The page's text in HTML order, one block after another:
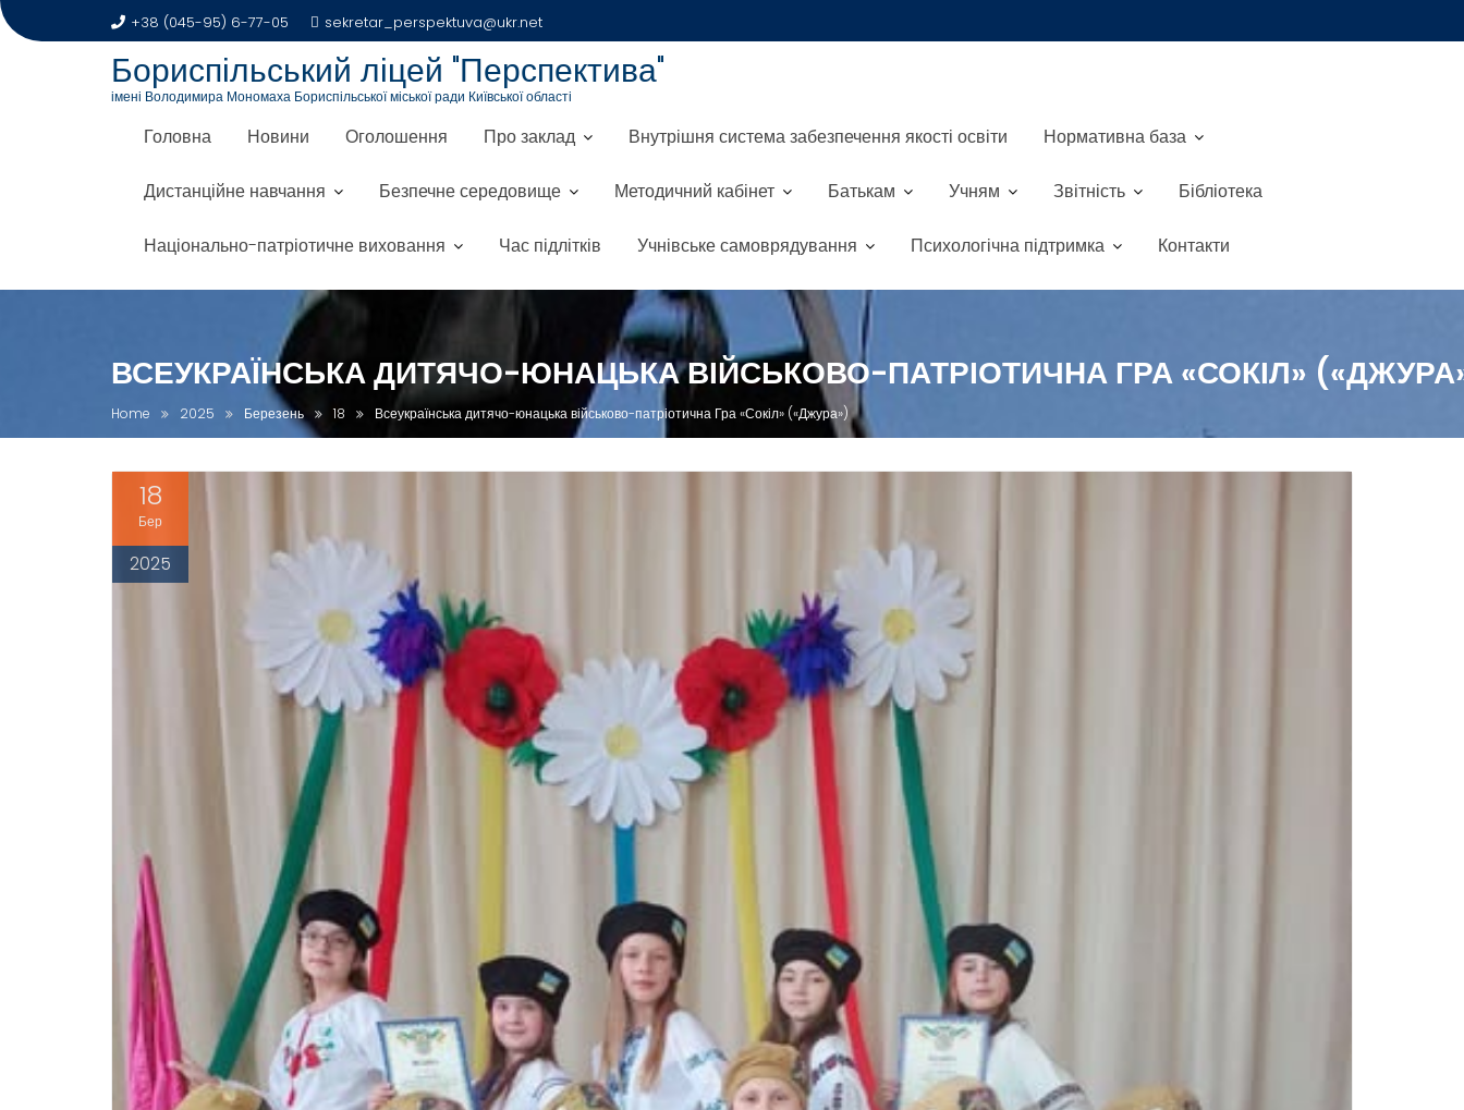
+38 (045-95) 6-77-05 sekretar_perspektuva@ukr.net
Бориспільський ліцей "Перспектива"
імені Володимира Мономаха Бориспільської міської ради Київської області
Головна Новини Оголошення Про заклад Внутрішня система забезпечення якості освіти Нормативна база
Дистанційне навчання Безпечне середовище Методичний кабінет Батькам Учням Звітність Бібліотека
Національно-патріотичне виховання Час підлітків Учнівське самоврядування Психологічна підтримка Контакти
ВСЕУКРАЇНСЬКА ДИТЯЧО-ЮНАЦЬКА ВІЙСЬКОВО-ПАТРІОТИЧНА ГРА «СОКІЛ»
Home 2025 Березень 18 Всеукраїнська дитячо-юнацька військово-патріотична Гра «Сокіл» («Джура»)
18
Бер
2025